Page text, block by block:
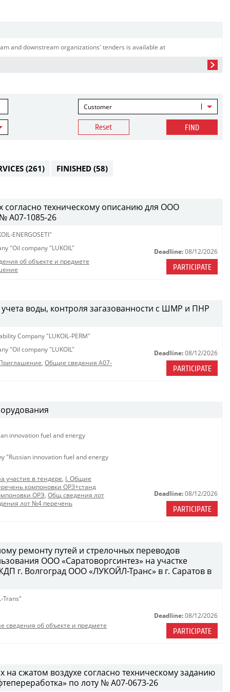
and downstream organizations' tenders is available at
Customer
Reset FIND
(261) FINISHED (58)
согласно техническому описанию для ООО
A07-1085-26
ENERGOSETI"
"Oil company "LUKOIL"
об объекте и предмете
Deadline: 08/12/2026
PARTICIPATE
воды, контроля загазованности с ШМР и ПНР
Company "LUKOIL-PERM"
"Oil company "LUKOIL"
, Общие сведения A07-
Deadline: 08/12/2026
PARTICIPATE
innovation fuel and energy
"Russian innovation fuel and energy
участие в тендере, I. Общие
компоновки ОРЗ+станд
ОРЭ, Общ сведения лот
лот №4 перечень
Deadline: 08/12/2026
PARTICIPATE
ремонту путей и стрелочных переводов
ООО «Саратоворгсинтез» на участке
г. Волгоград ООО «ЛУКОЙЛ-Транс» в г. Саратов в
Trans"
сведения об объекте и предмете
Deadline: 08/12/2026
PARTICIPATE
на сжатом воздухе согласно техническому заданию
по лоту № A07-0673-26